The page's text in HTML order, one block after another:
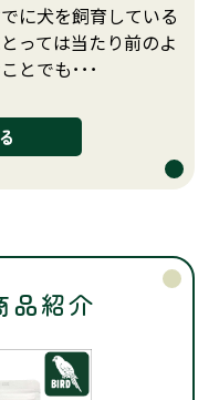
に犬を飼育している
っては当たり前のよ
とでも･･･
品紹介